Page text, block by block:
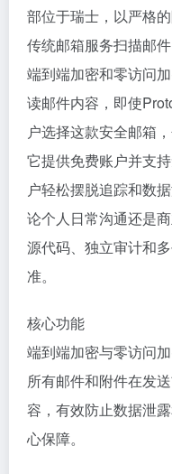
部位于瑞士，以严格
传统邮箱服务扫描邮
端到端加密和零访问
读邮件内容，即使
户选择这款安全邮箱
它提供免费账户并支
户轻松摆脱追踪和数
论个人日常沟通还是
源代码、独立审计和
准。
核心功能
端到端加密与零访问
所有邮件和附件在发
容，有效防止数据泄
心保障。